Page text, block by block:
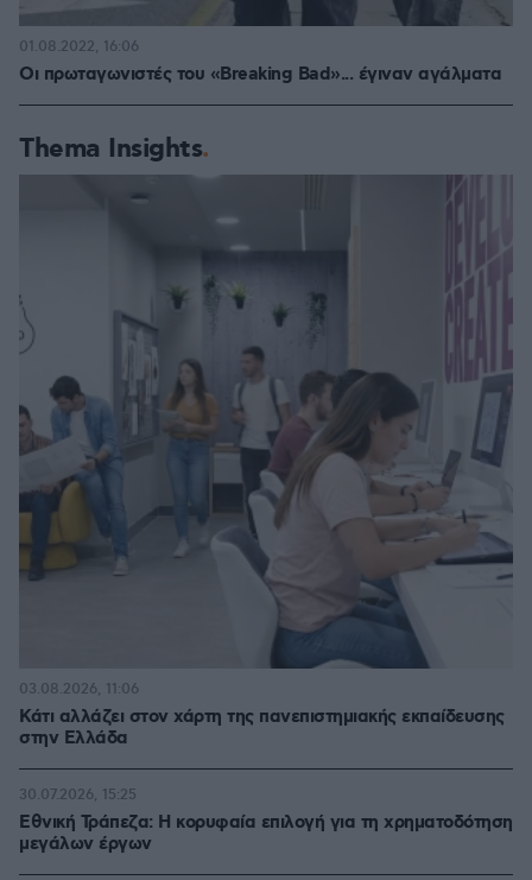
Oι πρωταγωνιστές του «Breaking Bad»... έγιναν αγάλματα
01.08.2022, 16:06
Thema Insights
Κάτι αλλάζει στον χάρτη της πανεπιστημιακής εκπαίδευσης
στην Ελλάδα
03.08.2026, 11:06
Εθνική Τράπεζα: Η κορυφαία επιλογή για τη χρηματοδότηση
μεγάλων έργων
30.07.2026, 15:25